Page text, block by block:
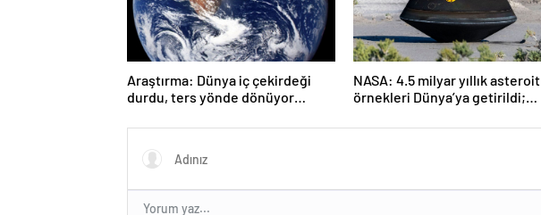
Araştırma: Dünya iç çekirdeği
durdu, ters yönde dönüyor
NASA: 4.5 milyar yıllık asteroit
örnekleri Dünya’ya getirildi;
tutabilir